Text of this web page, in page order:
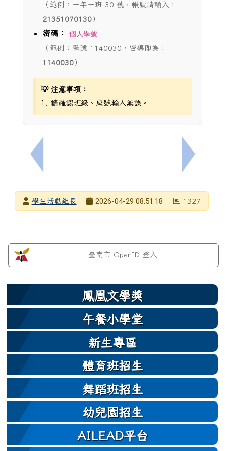
上一筆：轉知教育部製作之「網路詐騙面面觀」數
（範例：一年一班 30 號，帳號請輸入：
21351070130 ）
密碼： 個人學號
（範例：學號 1140030，密碼即為：
1140030 ）
💡 注意事項：
1. 請確認班級、座號輸入無誤。
下一筆：
發布者學生活動組長
2026-04-29 08:51:18 1327
左邊區域內容
臺南市 OpenID 登入
鳳凰文學獎
午餐小學堂
新生專區
體育班招生
舞蹈班招生
幼兒園招生
AILEAD平台